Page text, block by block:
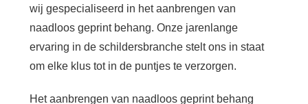
wij gespecialiseerd in het aanbrengen van
naadloos geprint behang. Onze jarenlange
ervaring in de schildersbranche stelt ons in staat
om elke klus tot in de puntjes te verzorgen.
Het aanbrengen van naadloos geprint behang